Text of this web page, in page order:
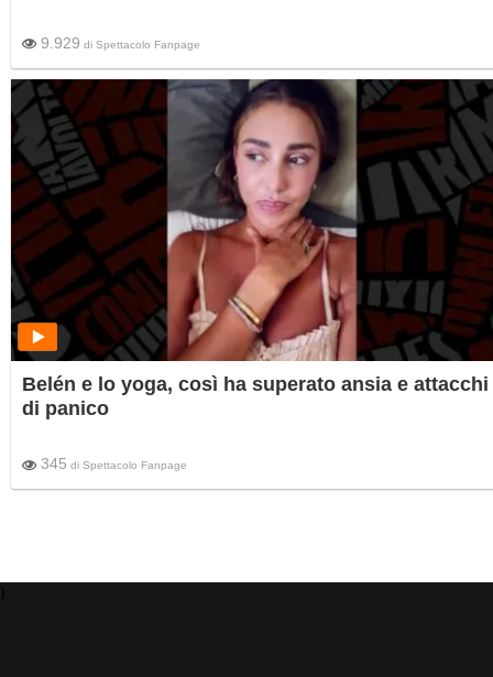
9.929 di Spettacolo Fanpage
Belén e lo yoga, così ha superato ansia e attacchi
di panico
345 di Spettacolo Fanpage